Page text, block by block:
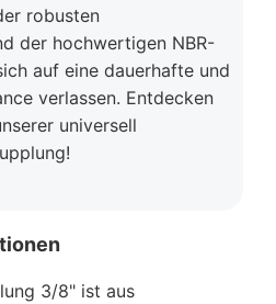
robusten
der hochwertigen NBR-
auf eine dauerhafte und
verlassen. Entdecken
universell
3/8" ist aus